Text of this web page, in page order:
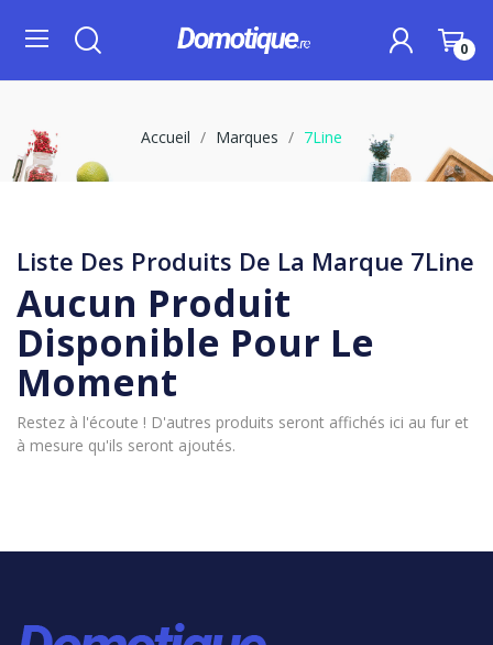
0
Accueil Marques 7Line
Liste Des Produits De La Marque 7Line
Aucun Produit
Disponible Pour Le
Moment
Restez à l'écoute ! D'autres produits seront affichés ici au fur et
à mesure qu'ils seront ajoutés.